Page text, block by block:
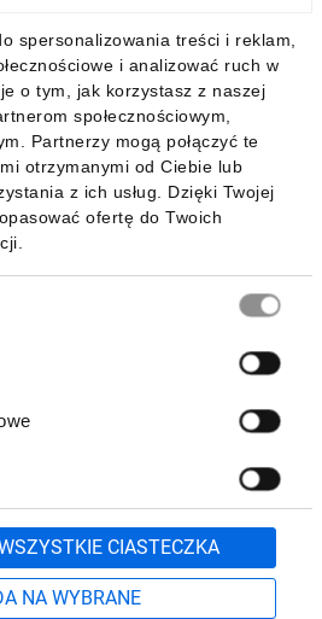
spersonalizowania treści i reklam,
i analizować ruch w
o tym, jak korzystasz z naszej
społecznościowym,
Partnerzy mogą połączyć te
otrzymanymi od Ciebie lub
z ich usług. Dzięki Twojej
ofertę do Twoich
CIASTECZKA
NA WYBRANE
aplikację mobilną:
Obsługi Klienta:
700 lub 71 37 61 600